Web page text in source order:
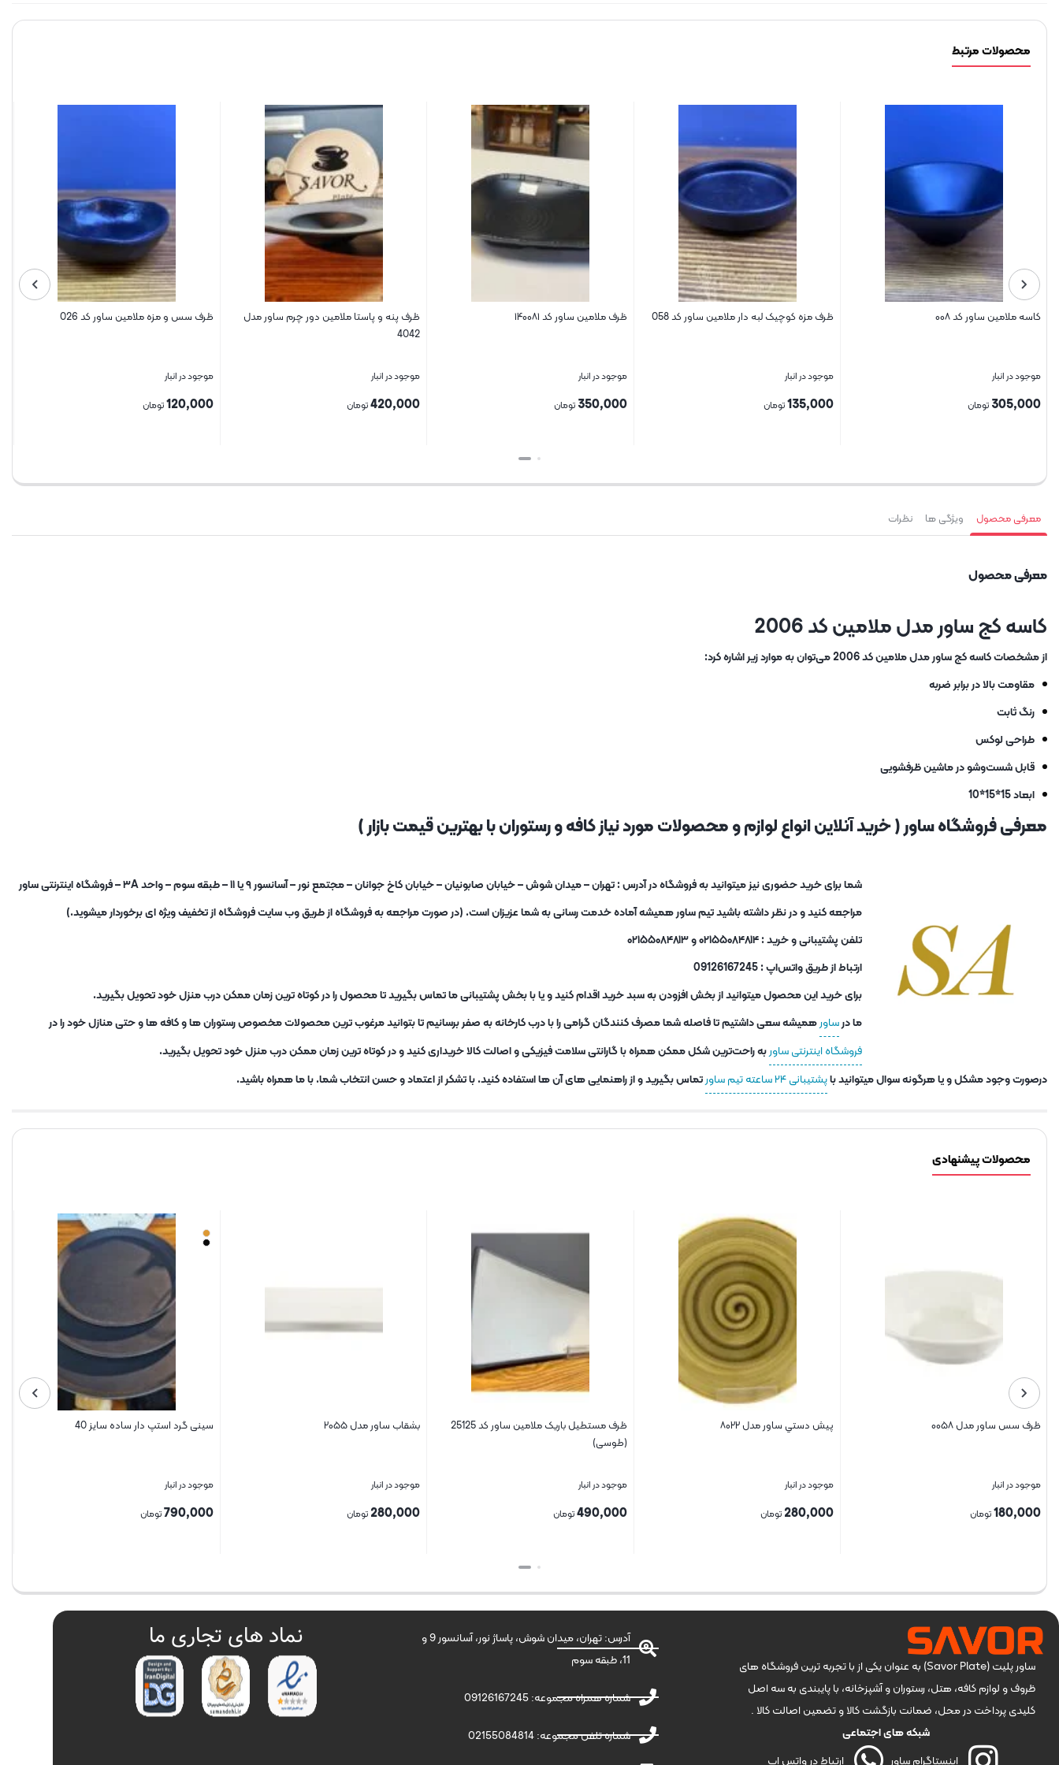
محصولات مرتبط
کاسه ملامین ساور کد ۰۰۸
موجود در انبار
305,000 تومان
ظرف مزه کوچیک لبه دار ملامین ساور کد 058
موجود در انبار
135,000تومان
ظرف ملامین ساور کد ۱۴۰۰۸۱
موجود در انبار
350,000 تومان
ظرف پنه و پاستا ملامین دور چرم ساور مدل
4042
موجود در انبار
420,000تومان
ظرف سس و مزه ملامین ساور کد 026
موجود در انبار
120,000تومان
معرفی محصول ویژگی ها نظرات
معرفی محصول
کاسه کج ساور مدل ملامین کد 2006
از مشخصات کاسه کج ساور مدل ملامین کد 2006 می‌توان به موارد زیر اشاره کرد:
مقاومت بالا در برابر ضربه
رنگ ثابت
طراحی لوکس
قابل شست‌وشو در ماشین ظرفشویی
ابعاد 15*15*10
معرفی فروشگاه ساور ( خرید آنلاین انواع لوازم و محصولات مورد نیاز کافه و رستوران با بهترین قیمت بازار )
شما برای خرید حضوری نیز میتوانید به فروشگاه در آدرس : تهران – میدان شوش – خیابان صابونیان – خیابان کاخ جوانان – مجتمع نور – آسانسور ۹ یا ۱۱ – طبقه سوم – واحد ۳A – فروشگاه اینترنتی ساور
مراجعه کنید و در نظر داشته باشید تیم ساور همیشه آماده خدمت رسانی به شما عزیزان است. (در صورت مراجعه به فروشگاه از طریق وب سایت فروشگاه از تخفیف ویژه ای برخوردار میشوید.)
تلفن پشتیبانی و خرید : ۰۲۱۵۵۰۸۴۸۱۴ و ۰۲۱۵۵۰۸۴۸۱۳
ارتباط از طریق واتس‌اپ : 09126167245
برای خرید این محصول میتوانید از بخش افزودن به سبد خرید اقدام کنید و یا با بخش پشتیبانی ما تماس بگیرید تا محصول را در کوتاه ترین زمان ممکن درب منزل خود تحویل بگیرید.
ما درساورهمیشه سعی داشتیم تا فاصله شما مصرف کنندگان گرامی را با درب کارخانه به صفر برسانیم تا بتوانید مرغوب ترین محصولات مخصوص رستوران ها و کافه ها و حتی منازل خود را در
فروشگاه اینترنتی ساوربه راحت‌ترین شکل ممکن همراه با گارانتی سلامت فیزیکی و اصالت کالا خریداری کنید و در کوتاه ترین زمان ممکن درب منزل خود تحویل بگیرید.
درصورت وجود مشکل و یا هرگونه سوال میتوانید باپشتیبانی ۲۴ ساعته تیم ساور تماس بگیرید و از راهنمایی های آن ها استفاده کنید. با تشکر از اعتماد و حسن انتخاب شما. با ما همراه باشید.
محصولات پیشنهادی
ظرف سس ساور مدل ۰۰۵۸
موجود در انبار
180,000تومان
پيش دستي ساور مدل ۸۰۲۲
موجود در انبار
280,000 تومان
ظرف مستطیل باریک ملامین ساور کد 25125
(طوسی)
موجود در انبار
490,000تومان
بشقاب ساور مدل ۲۰۵۵
موجود در انبار
280,000 تومان
سینی گرد استپ دار ساده سایز 40
موجود در انبار
790,000تومان
ساور پلیت (Savor Plate) به عنوان یکی از با تجربه ترین فروشگاه های
ظروف و لوازم کافه، هتل، رستوران و آشپزخانه، با پایبندی به سه اصل
کلیدی پرداخت در محل، ضمانت بازگشت کالا و تضمین اصالت کالا .
شبکه های اجتماعی
اینستاگرام ساور
ارتباط در واتس اپ
آدرس: تهران، میدان شوش، پاساژ نور، آسانسور 9 و
11، طبقه سوم
شماره همراه مجموعه: 09126167245
شماره تلفن مجموعه: 02155084814
نماد های تجاری ما